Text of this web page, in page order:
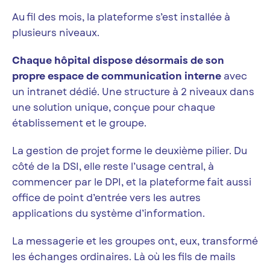
Au fil des mois, la plateforme s’est installée à
plusieurs niveaux.
Chaque hôpital dispose désormais de son
propre espace de communication interne avec
un intranet dédié. Une structure à 2 niveaux dans
une solution unique, conçue pour chaque
établissement et le groupe.
La gestion de projet forme le deuxième pilier. Du
côté de la DSI, elle reste l’usage central, à
commencer par le DPI, et la plateforme fait aussi
office de point d’entrée vers les autres
applications du système d’information.
La messagerie et les groupes ont, eux, transformé
les échanges ordinaires. Là où les fils de mails